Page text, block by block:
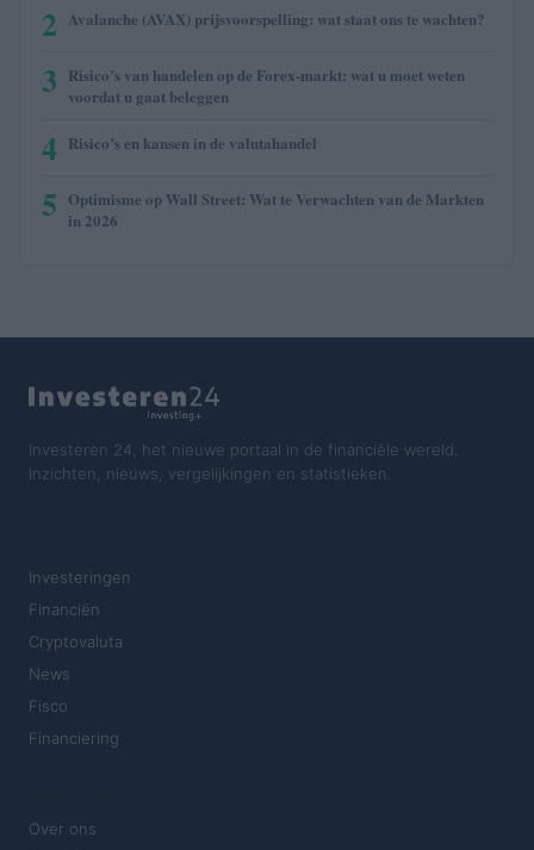
2 Avalanche (AVAX) prijsvoorspelling: wat staat ons te wachten?
3 Risico’s van handelen op de Forex-markt: wat u moet weten
voordat u gaat beleggen
4 Risico’s en kansen in de valutahandel
5 Optimisme op Wall Street: Wat te Verwachten van de Markten
in 2026
Investeren 24, het nieuwe portaal in de financiële wereld.
Inzichten, nieuws, vergelijkingen en statistieken.
Investeringen
Financiën
Cryptovaluta
News
Fisco
Financiering
Over ons